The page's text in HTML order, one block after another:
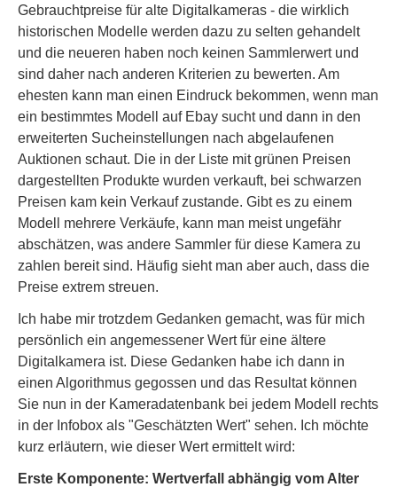
Gebrauchtpreise für alte Digitalkameras - die wirklich
historischen Modelle werden dazu zu selten gehandelt
und die neueren haben noch keinen Sammlerwert und
sind daher nach anderen Kriterien zu bewerten. Am
ehesten kann man einen Eindruck bekommen, wenn man
ein bestimmtes Modell auf Ebay sucht und dann in den
erweiterten Sucheinstellungen nach abgelaufenen
Auktionen schaut. Die in der Liste mit grünen Preisen
dargestellten Produkte wurden verkauft, bei schwarzen
Preisen kam kein Verkauf zustande. Gibt es zu einem
Modell mehrere Verkäufe, kann man meist ungefähr
abschätzen, was andere Sammler für diese Kamera zu
zahlen bereit sind. Häufig sieht man aber auch, dass die
Preise extrem streuen.
Ich habe mir trotzdem Gedanken gemacht, was für mich
persönlich ein angemessener Wert für eine ältere
Digitalkamera ist. Diese Gedanken habe ich dann in
einen Algorithmus gegossen und das Resultat können
Sie nun in der Kameradatenbank bei jedem Modell rechts
in der Infobox als "Geschätzten Wert" sehen. Ich möchte
kurz erläutern, wie dieser Wert ermittelt wird:
Erste Komponente: Wertverfall abhängig vom Alter